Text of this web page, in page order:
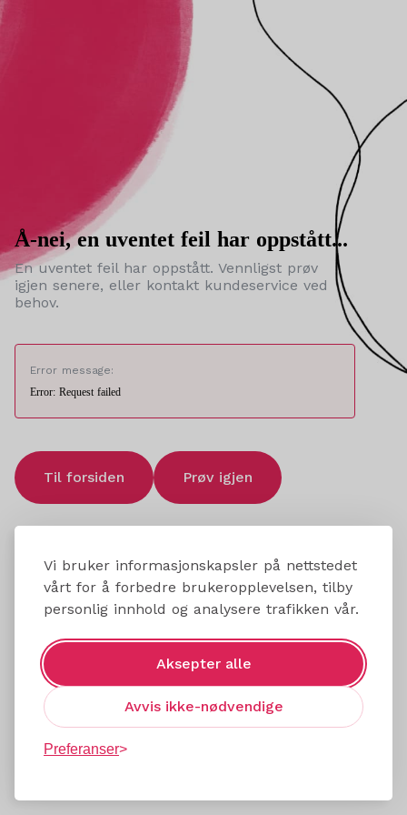
Vi bruker informasjonskapsler på nettstedet
vårt for å forbedre brukeropplevelsen, tilby
personlig innhold og analysere trafikken vår.
Aksepter alle
Avvis ikke-nødvendige
Preferanser
Å-nei, en uventet feil har oppstått...
En uventet feil har oppstått. Vennligst prøv
igjen senere, eller kontakt kundeservice ved
behov.
Error message:
Error: Request failed
Til forsiden Prøv igjen